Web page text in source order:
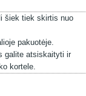
šiek tiek skirtis nuo
pakuotėje.
galite atsiskaityti ir
kortele.